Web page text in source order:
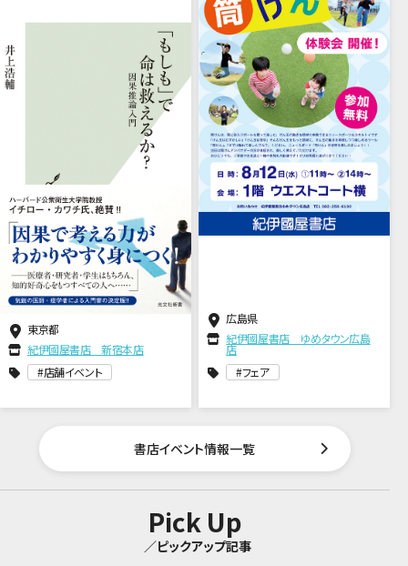
東京都
紀伊國屋書店 新宿本店
店舗イベント
広島県
紀伊國屋書店 ゆめタウン広島
店
フェア
書店イベント情報一覧
Pick Up
／ピックアップ記事